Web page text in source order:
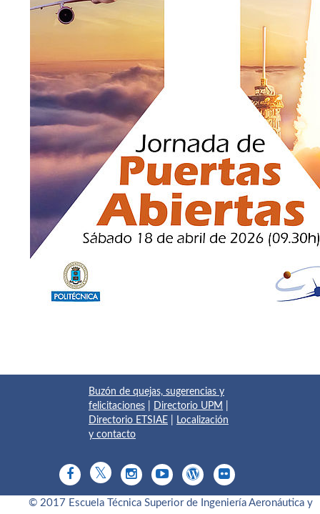
Buzón de quejas, sugerencias y
felicitaciones
Directorio UPM
Directorio ETSIAE
Localización
y contacto
© 2017 Escuela Técnica Superior de Ingeniería Aeronáutica y